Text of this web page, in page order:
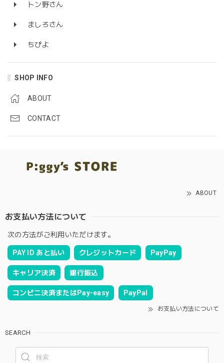
トン野さん
ましろさん
ちぴよ
SHOP INFO
ABOUT
CONTACT
ABOUT
お支払い方法について
次の方法がご利用いただけます。
PAY ID あと払い クレジットカード PayPay
キャリア決済 銀行振込
コンビニ決済またはPay-easy PayPal
お支払い方法について
SEARCH